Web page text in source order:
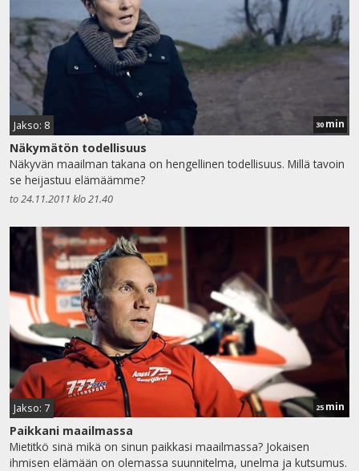
Jakso: 8 30 min
Näkymätön todellisuus
Näkyvän maailman takana on hengellinen todellisuus. Millä tavoin
se heijastuu elämäämme?
to 24.11.2011 klo 21.40
Jakso: 7 25 min
Paikkani maailmassa
Mietitkö sinä mikä on sinun paikkasi maailmassa? Jokaisen
ihmisen elämään on olemassa suunnitelma, unelma ja kutsumus.